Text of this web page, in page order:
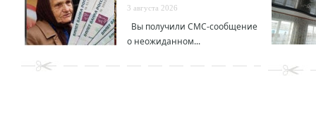
3 августа 2026
Вы получили СМС-сообщение
о неожиданном...